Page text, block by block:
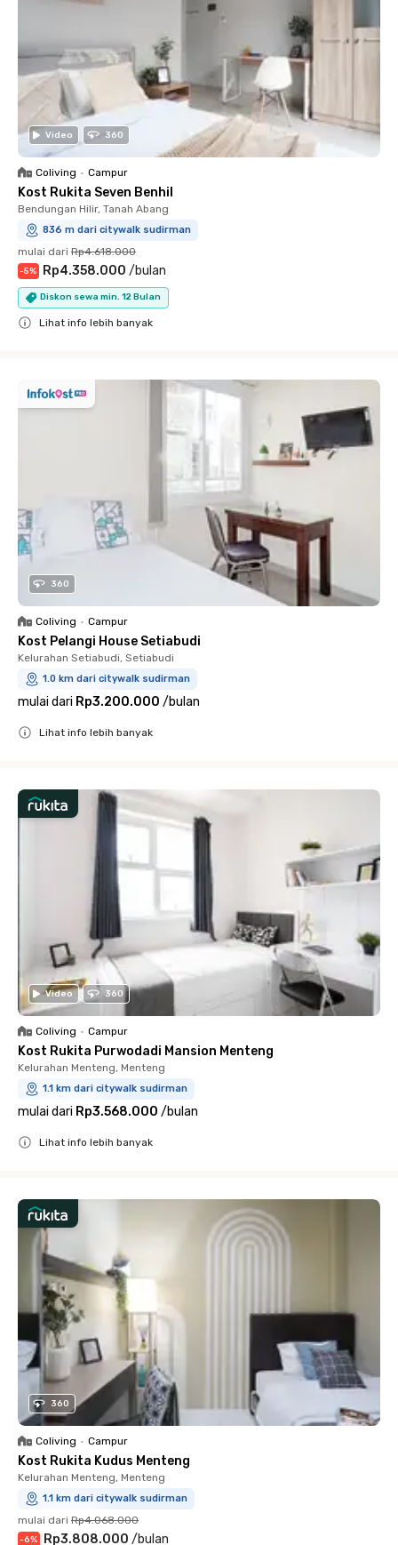
Video 360
Coliving • Campur
Kost Rukita Seven Benhil
Bendungan Hilir, Tanah Abang
836 m dari citywalk sudirman
mulai dari Rp4.618.000
-5% Rp4.358.000 /bulan
Diskon sewa min. 12 Bulan
Lihat info lebih banyak
360
Coliving • Campur
Kost Pelangi House Setiabudi
Kelurahan Setiabudi, Setiabudi
1.0 km dari citywalk sudirman
mulai dari Rp3.200.000 /bulan
Lihat info lebih banyak
Video 360
Coliving • Campur
Kost Rukita Purwodadi Mansion Menteng
Kelurahan Menteng, Menteng
1.1 km dari citywalk sudirman
mulai dari Rp3.568.000 /bulan
Lihat info lebih banyak
360
Coliving • Campur
Kost Rukita Kudus Menteng
Kelurahan Menteng, Menteng
1.1 km dari citywalk sudirman
mulai dari Rp4.068.000
-6% Rp3.808.000 /bulan